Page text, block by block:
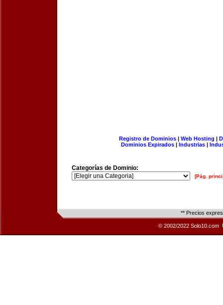
Registro de Dominios| Web Hosting |
Dominios Expirados | Industrias |
Categorías de Dominio:
[Pág.
** Precios
© 2002/2022 Solo10.com